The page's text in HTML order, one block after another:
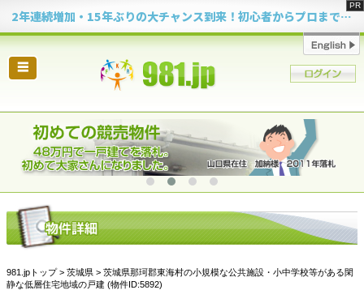
2年連続増加・15年ぶりの大チャンス到来！初心者からプロまで網羅する「競売不動産・超実践投資セミナー」♦神奈川県 横浜 in 神奈川
☰
981.jpトップ> 茨城県 > 茨城県那珂郡東海村の小規模な公共施設・小中学校等がある閑
静な低層住宅地域の戸建 (物件ID:5892)